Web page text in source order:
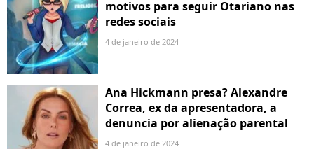
motivos para seguir Otariano nas
redes sociais
4 de janeiro de 2024
Ana Hickmann presa? Alexandre
Correa, ex da apresentadora, a
denuncia por alienação parental
4 de janeiro de 2024